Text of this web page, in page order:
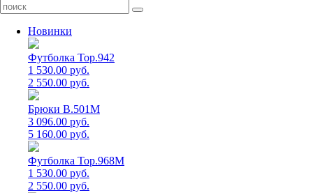
Новинки
Футболка Top.942
1 530.00 руб.
2 550.00 руб.
Брюки B.501M
3 096.00 руб.
5 160.00 руб.
Футболка Top.968M
1 530.00 руб.
2 550.00 руб.